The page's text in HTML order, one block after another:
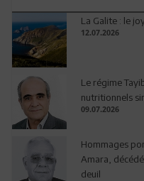
La Galite : le
12.07.2026
Le régime
nutritionnels
09.07.2026
Hommages
Amara,
deuil